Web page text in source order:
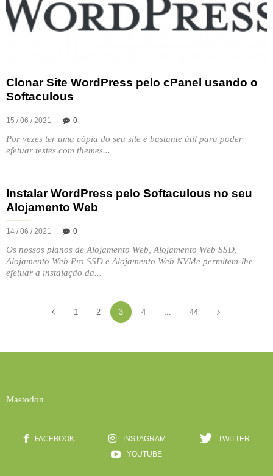
Clonar Site WordPress pelo cPanel usando o
Softaculous
15 / 06 / 2021 0
Por vezes ter uma cópia do seu site é bastante útil para poder
efetuar testes com themes...
Instalar WordPress pelo Softaculous no seu
Alojamento Web
14 / 06 / 2021 0
Os nossos planos de Alojamento Web, Alojamento Web SSD,
Alojamento Web Pro SSD e Alojamento Web NVMe permitem-lhe
efetuar a instalação da...
1 2 3 4 44
Mastodon
FACEBOOK INSTAGRAM
TWITTER
YOUTUBE